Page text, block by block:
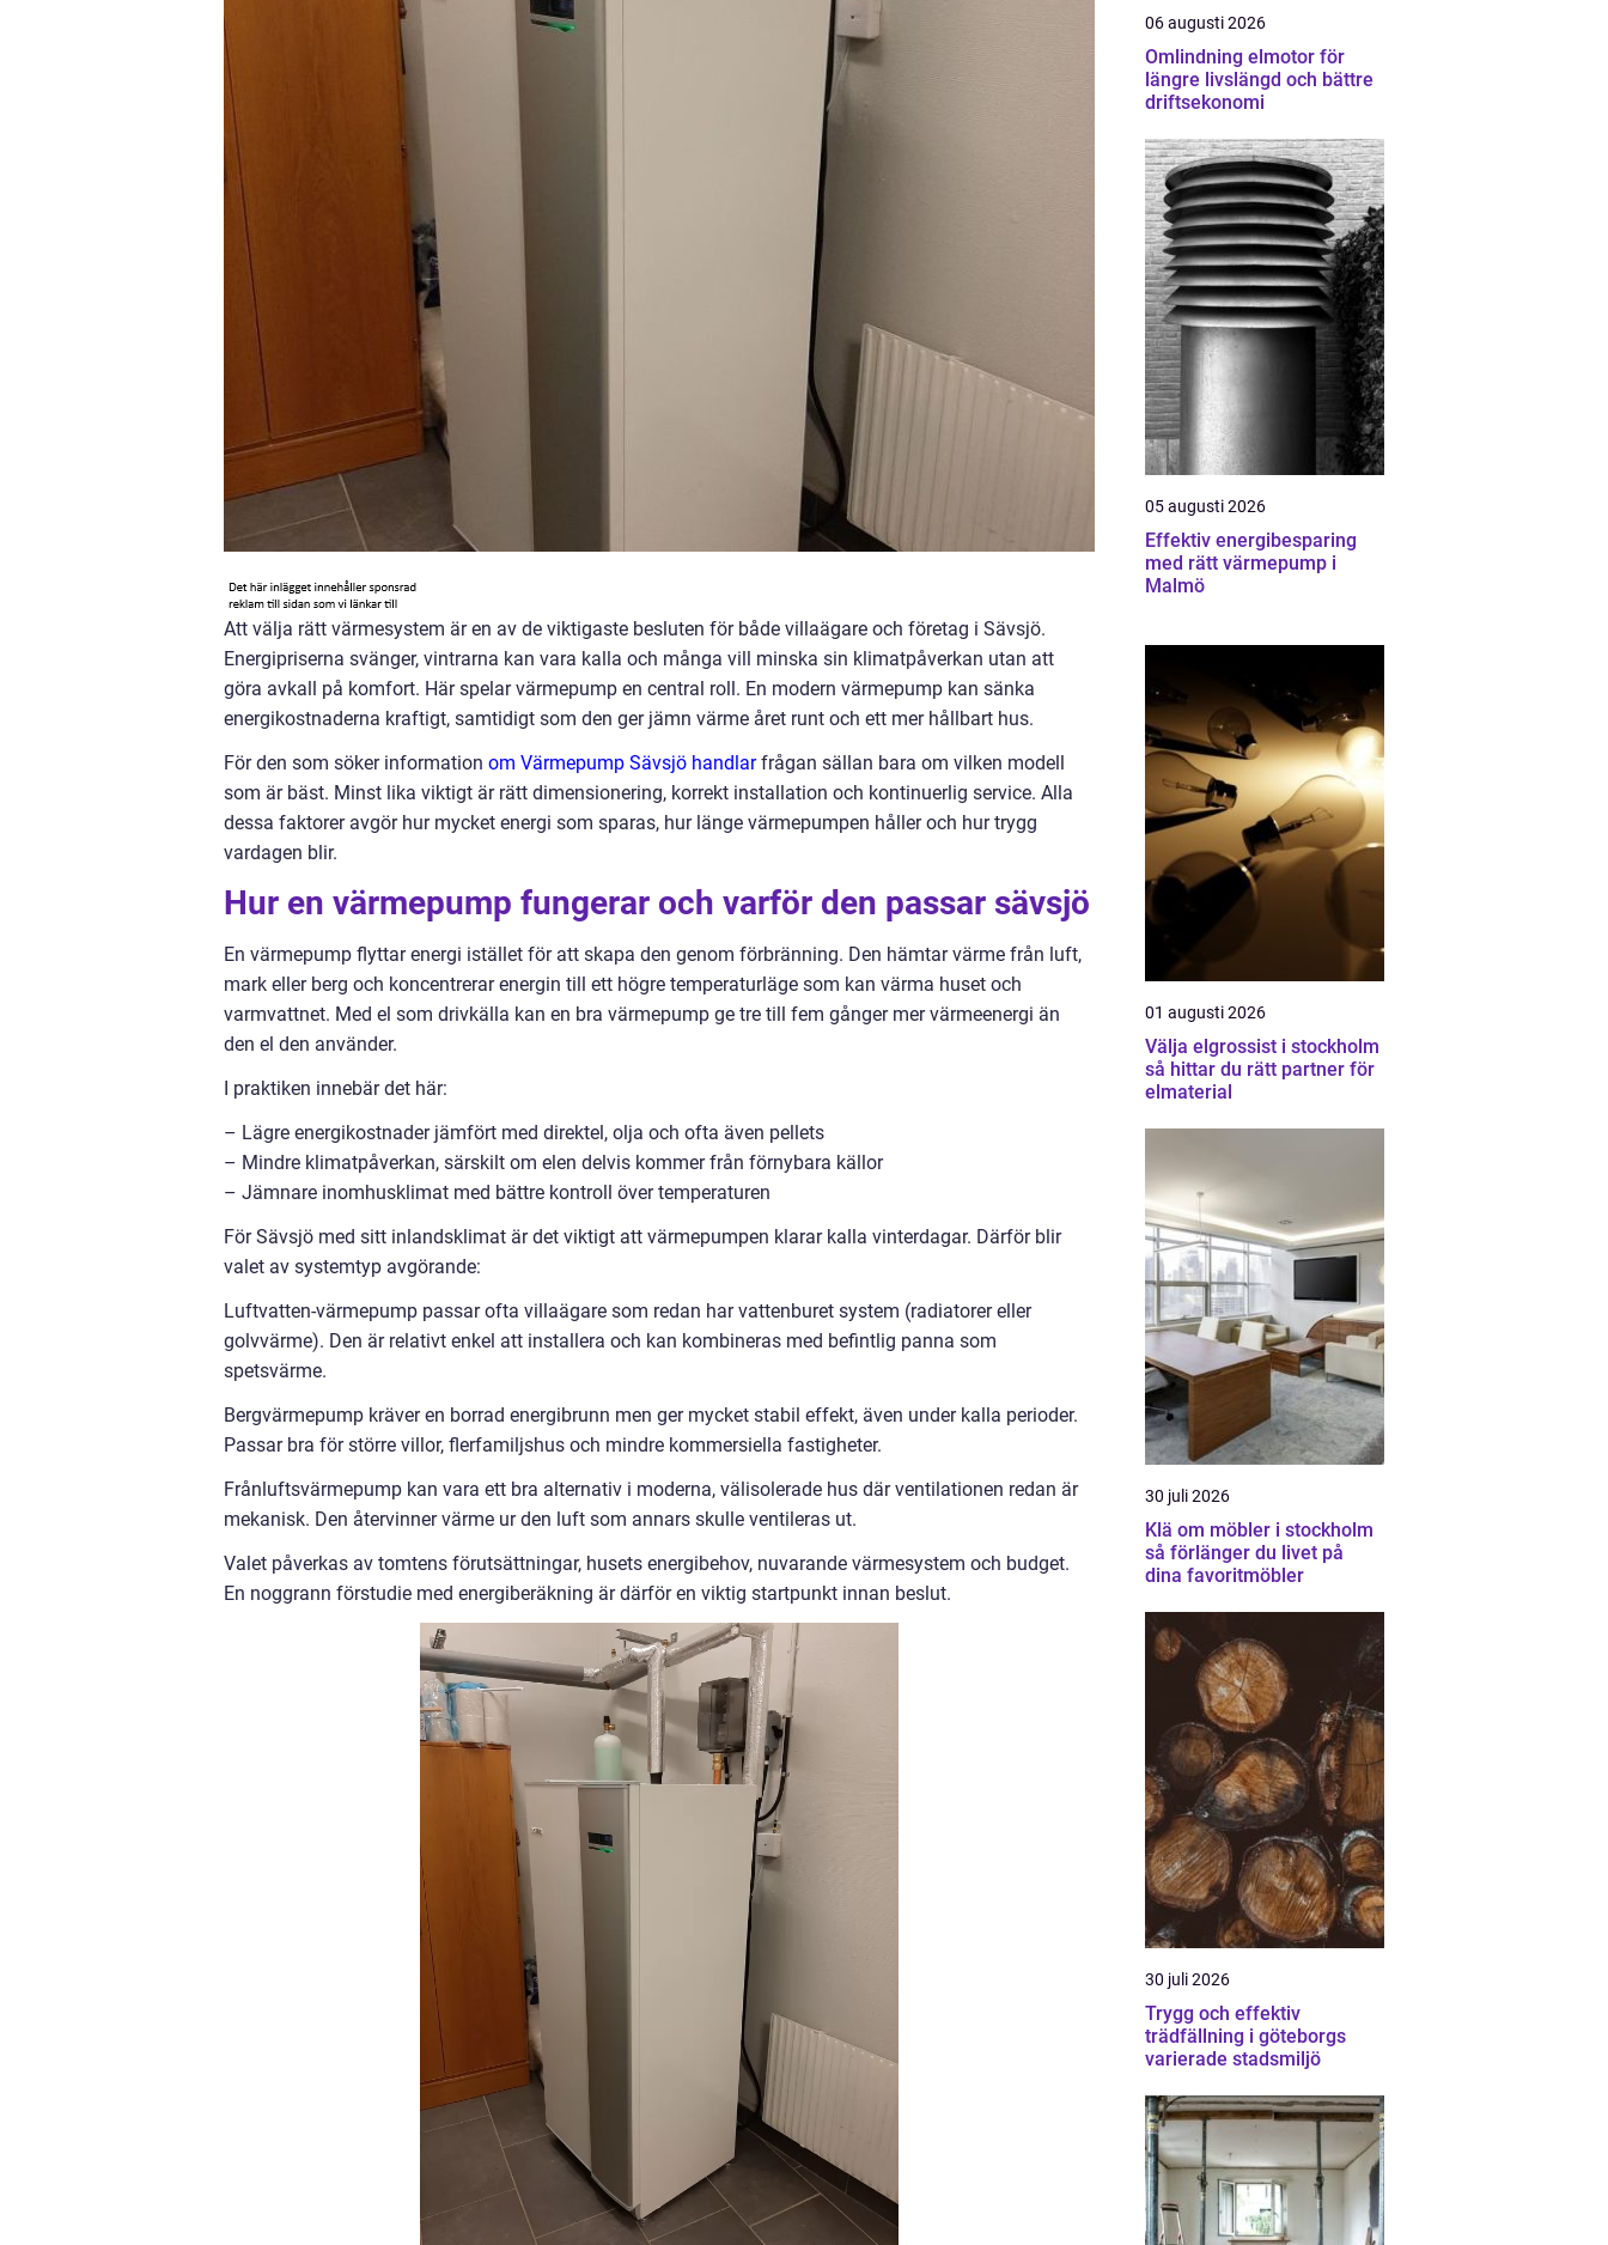
Att välja rätt värmesystem är en av de viktigaste besluten för både villaägare och företag i Sävsjö.
Energipriserna svänger, vintrarna kan vara kalla och många vill minska sin klimatpåverkan utan att
göra avkall på komfort. Här spelar värmepump en central roll. En modern värmepump kan sänka
energikostnaderna kraftigt, samtidigt som den ger jämn värme året runt och ett mer hållbart hus.
För den som söker information om Värmepump Sävsjö handlarfrågan sällan bara om vilken modell
som är bäst. Minst lika viktigt är rätt dimensionering, korrekt installation och kontinuerlig service. Alla
dessa faktorer avgör hur mycket energi som sparas, hur länge värmepumpen håller och hur trygg
vardagen blir.
Hur en värmepump fungerar och varför den passar sävsjö
En värmepump flyttar energi istället för att skapa den genom förbränning. Den hämtar värme från luft,
mark eller berg och koncentrerar energin till ett högre temperaturläge som kan värma huset och
varmvattnet. Med el som drivkälla kan en bra värmepump ge tre till fem gånger mer värmeenergi än
den el den använder.
I praktiken innebär det här:
– Lägre energikostnader jämfört med direktel, olja och ofta även pellets
– Mindre klimatpåverkan, särskilt om elen delvis kommer från förnybara källor
– Jämnare inomhusklimat med bättre kontroll över temperaturen
För Sävsjö med sitt inlandsklimat är det viktigt att värmepumpen klarar kalla vinterdagar. Därför blir
valet av systemtyp avgörande:
Luftvatten-värmepump passar ofta villaägare som redan har vattenburet system (radiatorer eller
golvvärme). Den är relativt enkel att installera och kan kombineras med befintlig panna som
spetsvärme.
Bergvärmepump kräver en borrad energibrunn men ger mycket stabil effekt, även under kalla perioder.
Passar bra för större villor, flerfamiljshus och mindre kommersiella fastigheter.
Frånluftsvärmepump kan vara ett bra alternativ i moderna, välisolerade hus där ventilationen redan är
mekanisk. Den återvinner värme ur den luft som annars skulle ventileras ut.
Valet påverkas av tomtens förutsättningar, husets energibehov, nuvarande värmesystem och budget.
En noggrann förstudie med energiberäkning är därför en viktig startpunkt innan beslut.
06 augusti 2026
Omlindning elmotor för
längre livslängd och bättre
driftsekonomi
05 augusti 2026
Effektiv energibesparing
med rätt värmepump i
Malmö
01 augusti 2026
Välja elgrossist i stockholm
så hittar du rätt partner för
elmaterial
30 juli 2026
Klä om möbler i stockholm
så förlänger du livet på
dina favoritmöbler
30 juli 2026
Trygg och effektiv
trädfällning i göteborgs
varierade stadsmiljö